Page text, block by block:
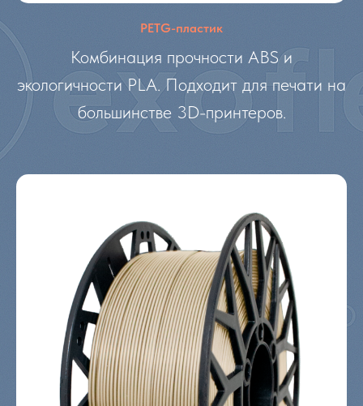
PETG-пластик
Комбинация прочности ABS и
экологичности PLA. Подходит для печати на
большинстве 3D-принтеров.